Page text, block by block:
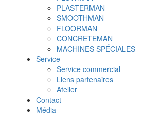
PLASTERMAN
SMOOTHMAN
FLOORMAN
CONCRETEMAN
MACHINES SPÉCIALES
Service
Service commercial
Liens partenaires
Atelier
Contact
Média